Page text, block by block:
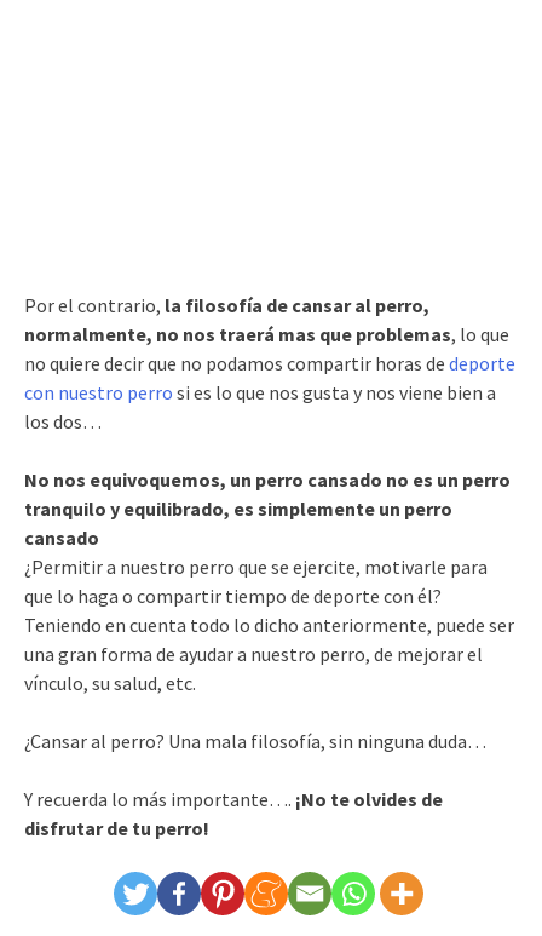
Por el contrario, la filosofía de cansar al perro,
normalmente, no nos traerá mas que problemas, lo que
no quiere decir que no podamos compartir horas de deporte
con nuestro perro si es lo que nos gusta y nos viene bien a
los dos…
No nos equivoquemos, un perro cansado no es un perro
tranquilo y equilibrado, es simplemente un perro
cansado
¿Permitir a nuestro perro que se ejercite, motivarle para
que lo haga o compartir tiempo de deporte con él?
Teniendo en cuenta todo lo dicho anteriormente, puede ser
una gran forma de ayudar a nuestro perro, de mejorar el
vínculo, su salud, etc.
¿Cansar al perro? Una mala filosofía, sin ninguna duda…
Y recuerda lo más importante…. ¡No te olvides de
disfrutar de tu perro!